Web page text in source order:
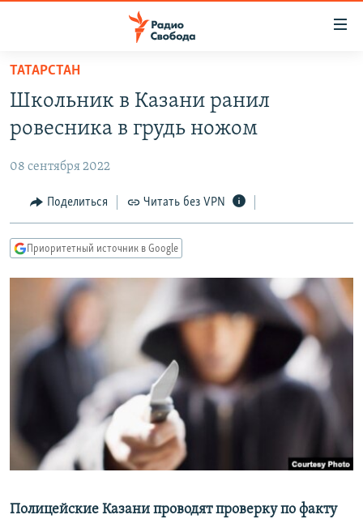
упрощенного
доступа
основному
Вернутся
главной
навигации
Вернутся
АВТОРСКИЕ ПРОЕКТЫ
ЦИТАТЫ СВОБОДЫ
МНЕНИЯ
IDEL.РЕАЛИИ
КАВКАЗ.РЕАЛИИ
СИБИРЬ.РЕАЛИИ
РАСПИСАНИЕ ВЕЩАНИЯ
ПОДПИШИТЕСЬ НА РАССЫЛКУ
СОЦИАЛЬНЫЕ СЕТИ
ТАТАРСТАН
Школьник в Казани ранил
ровесника в грудь ножом
08 сентября 2022
Поделиться Читать без VPN
Приоритетный источник в Google
Полицейские Казани проводят проверку по факту